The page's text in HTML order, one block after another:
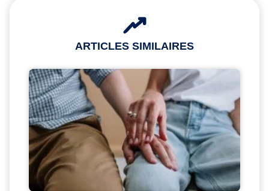
ARTICLES SIMILAIRES